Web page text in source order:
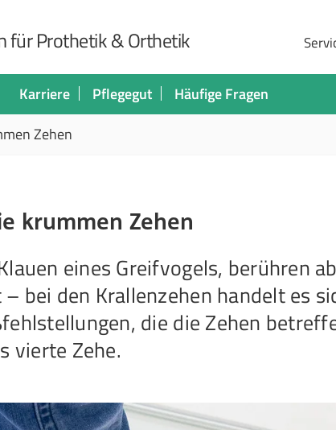
für Prothetik & Orthetik
Karriere Pflegegut Häufige Fragen
Zehen
krummen Zehen
eines Greifvogels, berühren
bei den Krallenzehen handelt es
die die Zehen
vierte Zehe.